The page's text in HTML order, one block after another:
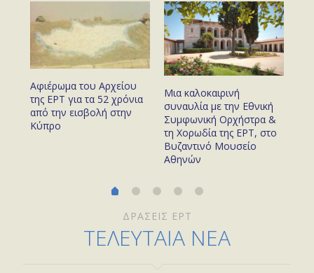
Αφιέρωμα του Αρχείου
της ΕΡΤ για τα 52 χρόνια
από την εισβολή στην
Κύπρο
Μια καλοκαιρινή
συναυλία με την Εθνική
Συμφωνική Ορχήστρα &
τη Χορωδία της ΕΡΤ, στο
Βυζαντινό Μουσείο
Αθηνών
ΔΡΑΣΕΙΣ ΕΡΤ
ΤΕΛΕΥΤΑΙΑ ΝΕΑ